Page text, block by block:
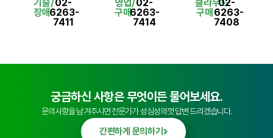
기술/
장애
02-
6263-
7411
영업/
구매
02-
6263-
7414
클라우드
구매
02-
6263-
7408
궁금하신 사항은 무엇이든 물어보세요.
문의사항을 남겨주시면 전문가가 성심성의껏 답변 드리겠습니다.
간편하게 문의하기